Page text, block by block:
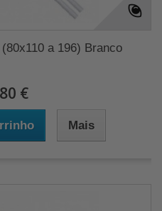
a 196) Branco
€
Mais